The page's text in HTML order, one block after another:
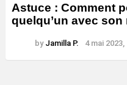
Astuce : Comment
quelqu’un avec
by Jamilla P. 4 mai 2023,